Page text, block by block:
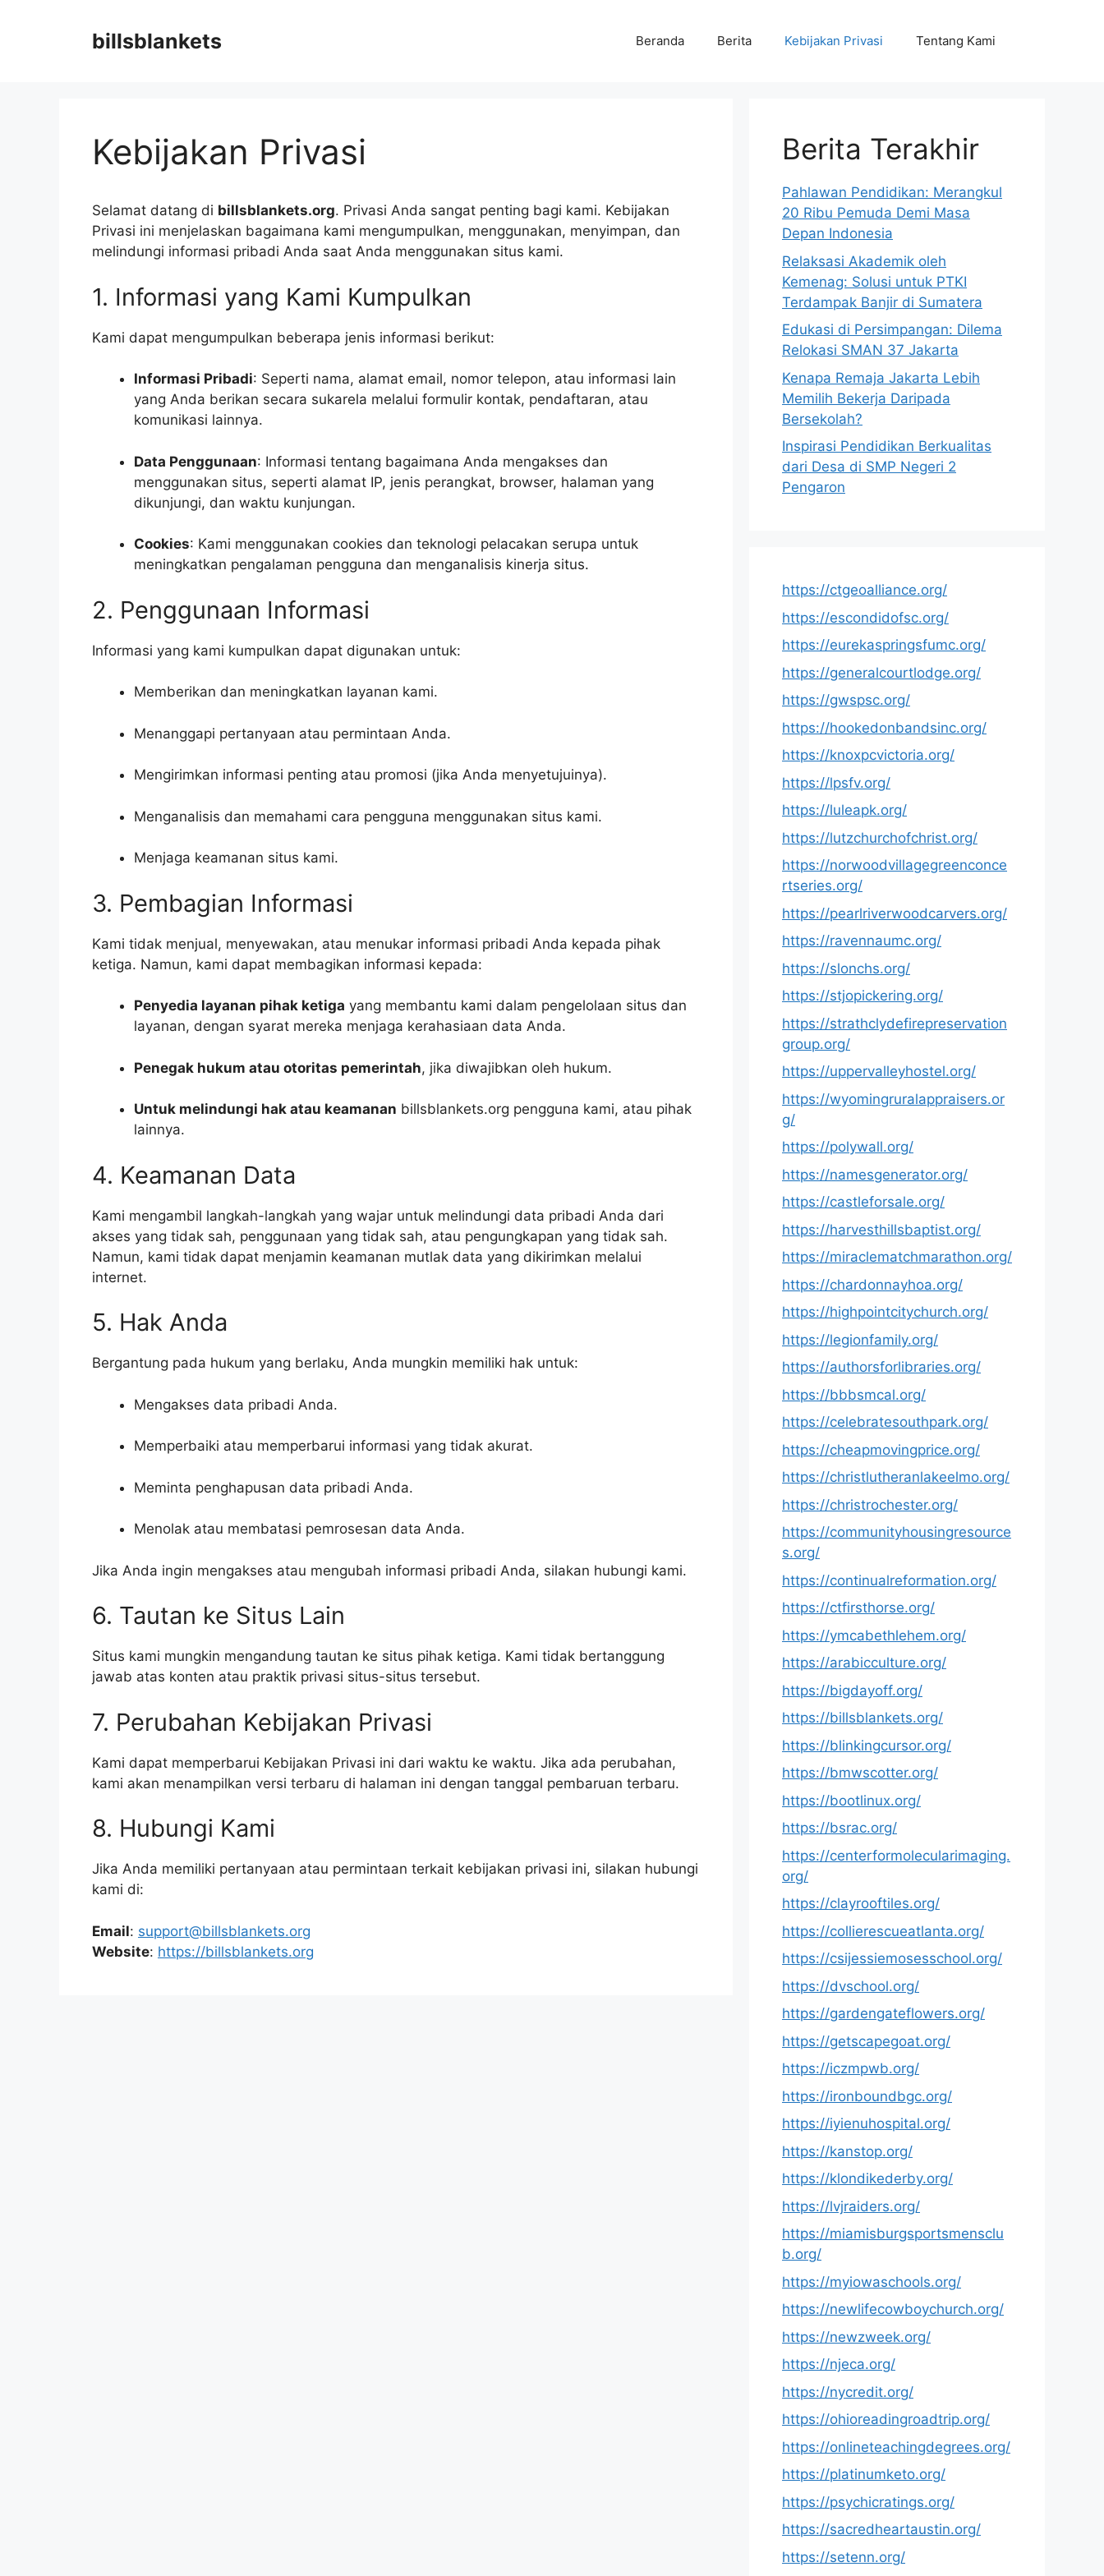
billsblankets Beranda Berita Kebijakan Privasi Tentang Kami
Kebijakan Privasi
Selamat datang di billsblankets.org. Privasi Anda sangat penting bagi kami. Kebijakan
Privasi ini menjelaskan bagaimana kami mengumpulkan, menggunakan, menyimpan, dan
melindungi informasi pribadi Anda saat Anda menggunakan situs kami.
1. Informasi yang Kami Kumpulkan
Kami dapat mengumpulkan beberapa jenis informasi berikut:
Informasi Pribadi: Seperti nama, alamat email, nomor telepon, atau informasi lain
yang Anda berikan secara sukarela melalui formulir kontak, pendaftaran, atau
komunikasi lainnya.
Data Penggunaan: Informasi tentang bagaimana Anda mengakses dan
menggunakan situs, seperti alamat IP, jenis perangkat, browser, halaman yang
dikunjungi, dan waktu kunjungan.
Cookies: Kami menggunakan cookies dan teknologi pelacakan serupa untuk
meningkatkan pengalaman pengguna dan menganalisis kinerja situs.
2. Penggunaan Informasi
Informasi yang kami kumpulkan dapat digunakan untuk:
Memberikan dan meningkatkan layanan kami.
Menanggapi pertanyaan atau permintaan Anda.
Mengirimkan informasi penting atau promosi (jika Anda menyetujuinya).
Menganalisis dan memahami cara pengguna menggunakan situs kami.
Menjaga keamanan situs kami.
3. Pembagian Informasi
Kami tidak menjual, menyewakan, atau menukar informasi pribadi Anda kepada pihak
ketiga. Namun, kami dapat membagikan informasi kepada:
Penyedia layanan pihak ketiga yang membantu kami dalam pengelolaan situs dan
layanan, dengan syarat mereka menjaga kerahasiaan data Anda.
Penegak hukum atau otoritas pemerintah, jika diwajibkan oleh hukum.
Untuk melindungi hak atau keamanan billsblankets.org pengguna kami, atau pihak
lainnya.
4. Keamanan Data
Kami mengambil langkah-langkah yang wajar untuk melindungi data pribadi Anda dari
akses yang tidak sah, penggunaan yang tidak sah, atau pengungkapan yang tidak sah.
Namun, kami tidak dapat menjamin keamanan mutlak data yang dikirimkan melalui
internet.
5. Hak Anda
Bergantung pada hukum yang berlaku, Anda mungkin memiliki hak untuk:
Mengakses data pribadi Anda.
Memperbaiki atau memperbarui informasi yang tidak akurat.
Meminta penghapusan data pribadi Anda.
Menolak atau membatasi pemrosesan data Anda.
Jika Anda ingin mengakses atau mengubah informasi pribadi Anda, silakan hubungi kami.
6. Tautan ke Situs Lain
Situs kami mungkin mengandung tautan ke situs pihak ketiga. Kami tidak bertanggung
jawab atas konten atau praktik privasi situs-situs tersebut.
7. Perubahan Kebijakan Privasi
Kami dapat memperbarui Kebijakan Privasi ini dari waktu ke waktu. Jika ada perubahan,
kami akan menampilkan versi terbaru di halaman ini dengan tanggal pembaruan terbaru.
8. Hubungi Kami
Jika Anda memiliki pertanyaan atau permintaan terkait kebijakan privasi ini, silakan hubungi
kami di:
Email: support@billsblankets.org
Website: https://billsblankets.org
Berita Terakhir
Pahlawan Pendidikan: Merangkul
20 Ribu Pemuda Demi Masa
Depan Indonesia
Relaksasi Akademik oleh
Kemenag: Solusi untuk PTKI
Terdampak Banjir di Sumatera
Edukasi di Persimpangan: Dilema
Relokasi SMAN 37 Jakarta
Kenapa Remaja Jakarta Lebih
Memilih Bekerja Daripada
Bersekolah?
Inspirasi Pendidikan Berkualitas
dari Desa di SMP Negeri 2
Pengaron
https://ctgeoalliance.org/
https://escondidofsc.org/
https://eurekaspringsfumc.org/
https://generalcourtlodge.org/
https://gwspsc.org/
https://hookedonbandsinc.org/
https://knoxpcvictoria.org/
https://lpsfv.org/
https://luleapk.org/
https://lutzchurchofchrist.org/
https://norwoodvillagegreenconce
rtseries.org/
https://pearlriverwoodcarvers.org/
https://ravennaumc.org/
https://slonchs.org/
https://stjopickering.org/
https://strathclydefirepreservation
group.org/
https://uppervalleyhostel.org/
https://wyomingruralappraisers.or
g/
https://polywall.org/
https://namesgenerator.org/
https://castleforsale.org/
https://harvesthillsbaptist.org/
https://miraclematchmarathon.org/
https://chardonnayhoa.org/
https://highpointcitychurch.org/
https://legionfamily.org/
https://authorsforlibraries.org/
https://bbbsmcal.org/
https://celebratesouthpark.org/
https://cheapmovingprice.org/
https://christlutheranlakeelmo.org/
https://christrochester.org/
https://communityhousingresource
s.org/
https://continualreformation.org/
https://ctfirsthorse.org/
https://ymcabethlehem.org/
https://arabicculture.org/
https://bigdayoff.org/
https://billsblankets.org/
https://blinkingcursor.org/
https://bmwscotter.org/
https://bootlinux.org/
https://bsrac.org/
https://centerformolecularimaging.
org/
https://clayrooftiles.org/
https://collierescueatlanta.org/
https://csijessiemosesschool.org/
https://dvschool.org/
https://gardengateflowers.org/
https://getscapegoat.org/
https://iczmpwb.org/
https://ironboundbgc.org/
https://iyienuhospital.org/
https://kanstop.org/
https://klondikederby.org/
https://lvjraiders.org/
https://miamisburgsportsmensclu
b.org/
https://myiowaschools.org/
https://newlifecowboychurch.org/
https://newzweek.org/
https://njeca.org/
https://nycredit.org/
https://ohioreadingroadtrip.org/
https://onlineteachingdegrees.org/
https://platinumketo.org/
https://psychicratings.org/
https://sacredheartaustin.org/
https://setenn.org/